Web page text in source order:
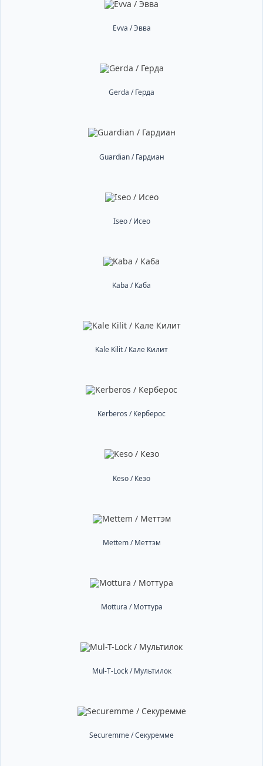
Evva / Эвва
Gerda / Герда
Guardian / Гардиан
Iseo / Исео
Kaba / Каба
Kale Kilit / Кале Килит
Kerberos / Керберос
Keso / Кезо
Mettem / Меттэм
Mottura / Моттура
Mul-T-Lock / Мультилок
Securemme / Секуремме